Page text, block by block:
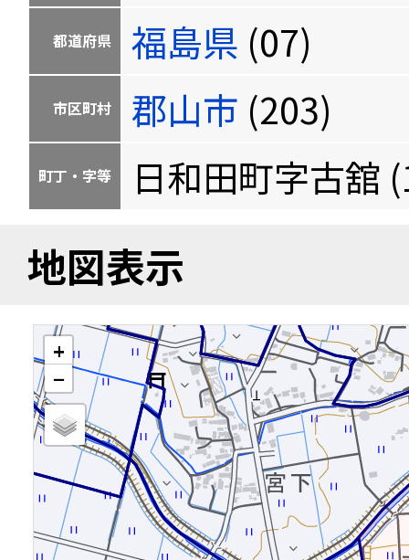
都道府県 福島県 (07)
市区町村 郡山市 (203)
町丁・字等 日和田町字古舘
地図表示
+
−